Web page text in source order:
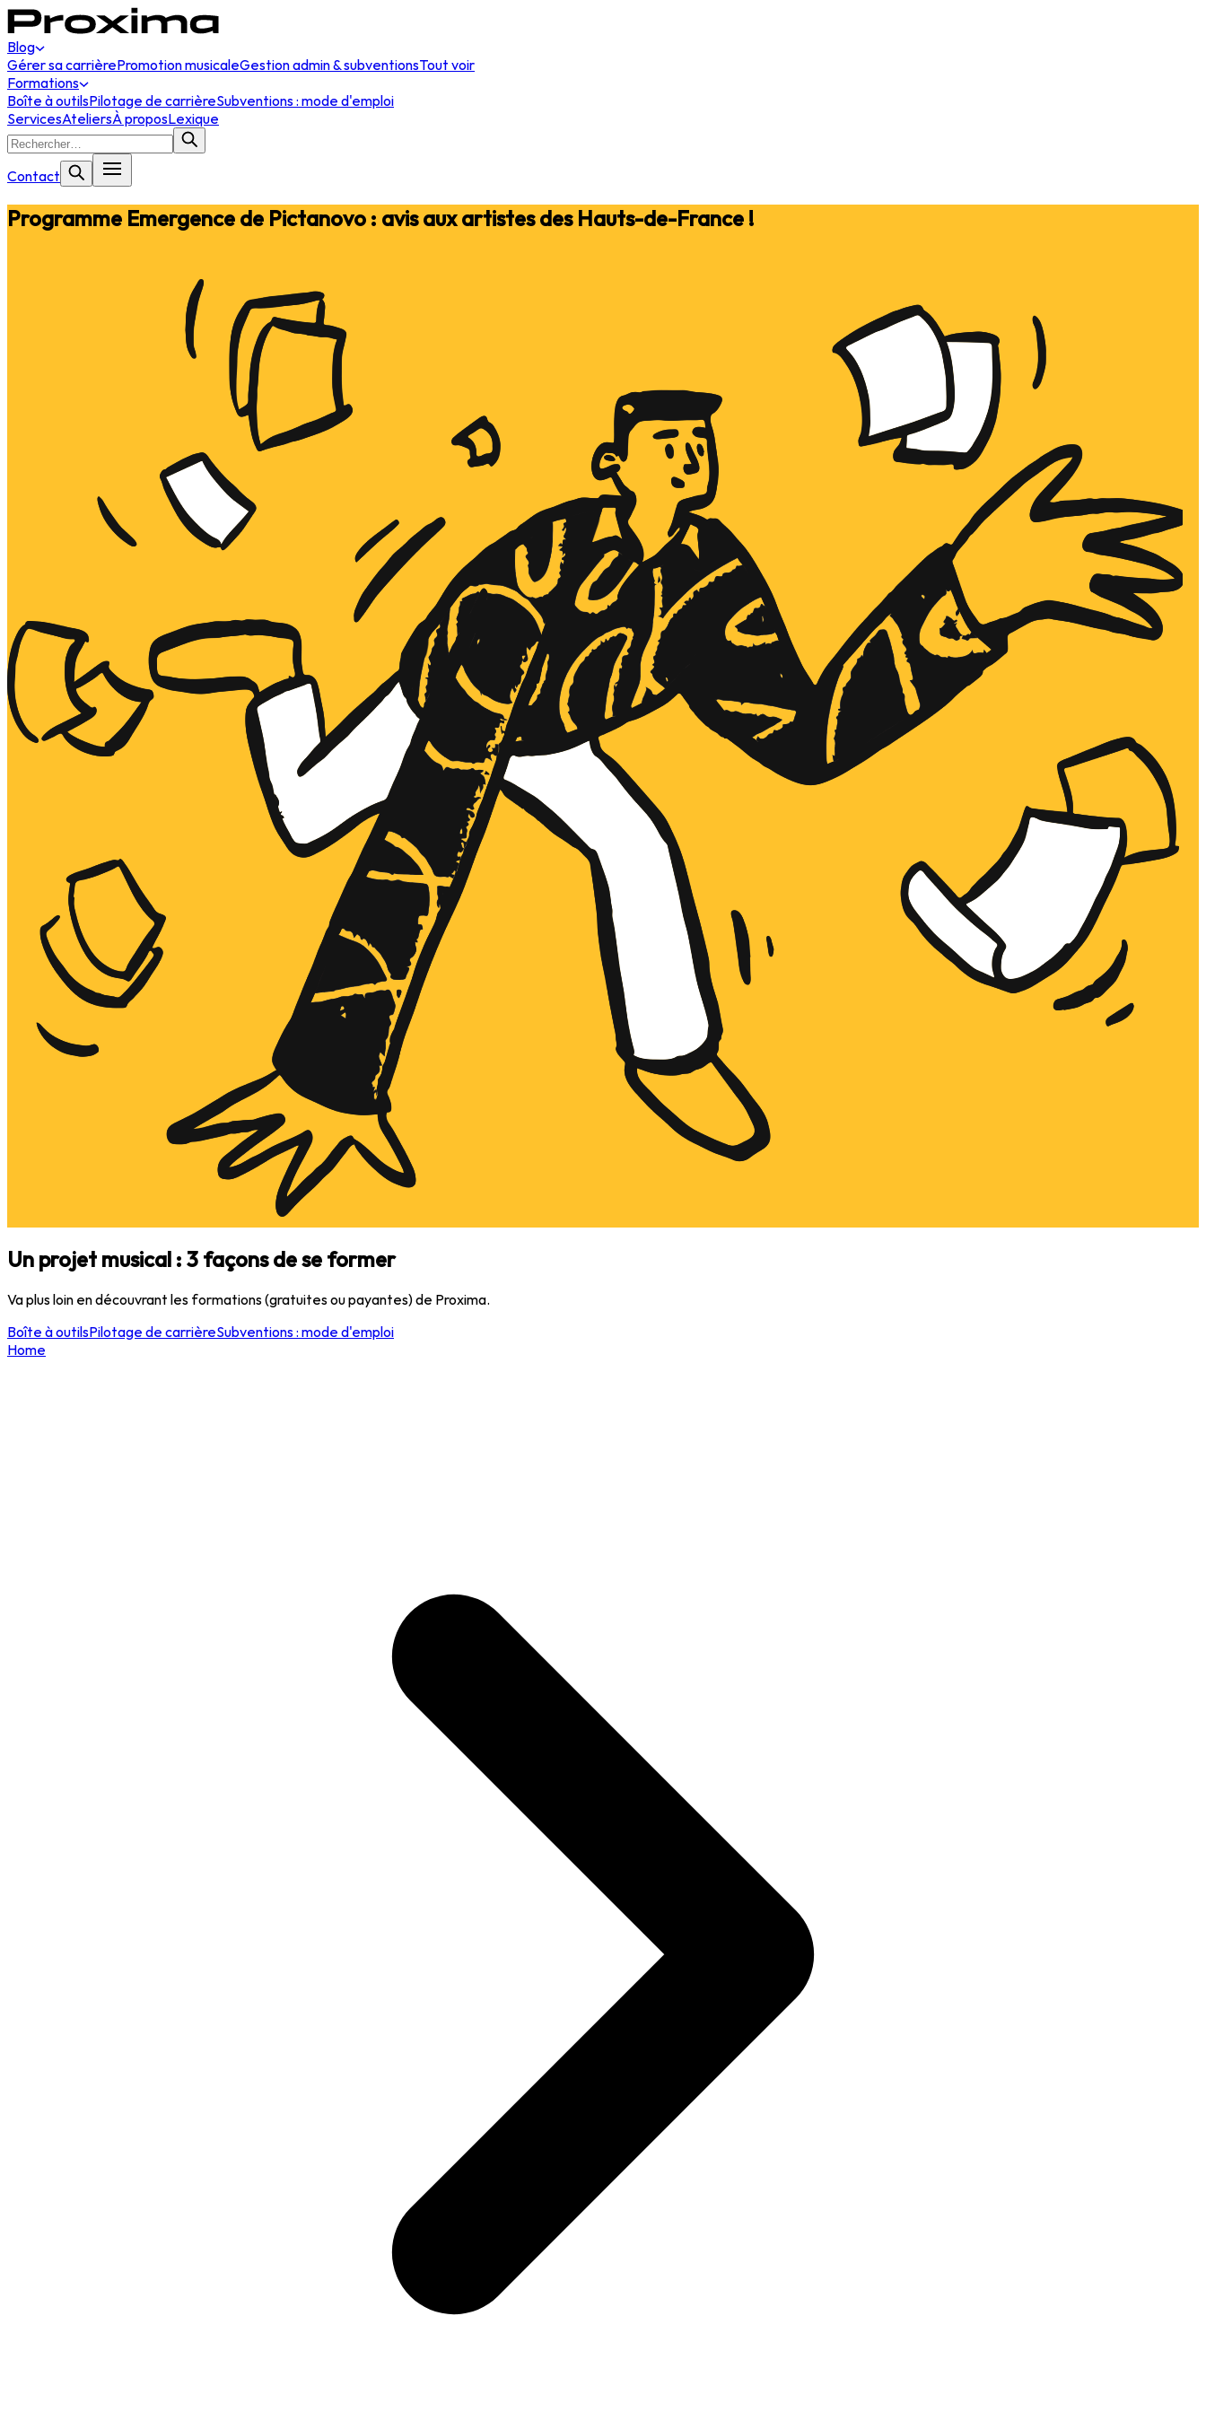
Blog
Gérer sa carrièrePromotion musicaleGestion admin & subventionsTout voir
Formations
Boîte à outilsPilotage de carrièreSubventions : mode d'emploi
ServicesAteliersÀ proposLexique
Contact
Programme Emergence de Pictanovo : avis aux artistes des Hauts-de-France !
Un projet musical : 3 façons de se former
Va plus loin en découvrant les formations (gratuites ou payantes) de Proxima.
Boîte à outilsPilotage de carrièreSubventions : mode d'emploi
Home